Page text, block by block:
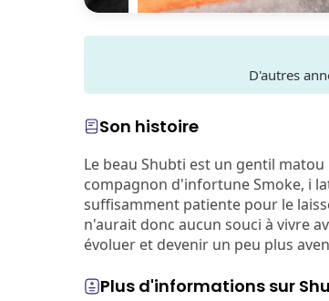
D'autres
Son histoire
Le beau Shubti est un gentil
compagnon d'infortune Smoke, i
suffisamment patiente pour le
n'aurait donc aucun souci à vivre
évoluer et devenir un peu plus
Plus d'informations sur